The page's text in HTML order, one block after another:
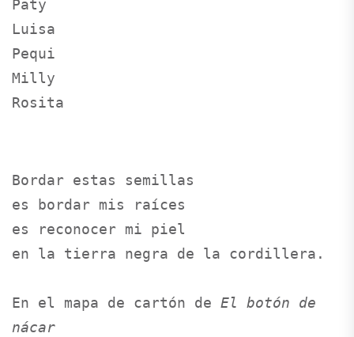
Paty
Luisa
Pequi
Milly
Rosita
Bordar estas semillas
es bordar mis raíces
es reconocer mi piel
en la tierra negra de la cordillera.
En el mapa de cartón de El botón de
nácar